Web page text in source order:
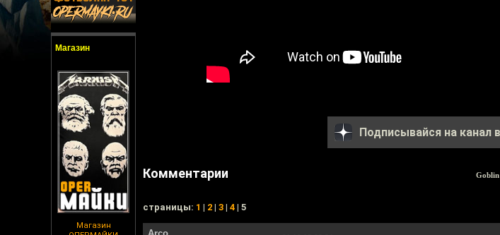
Магазин
Магазин
Подписывайся на канал в
Комментарии Goblin
cтраницы: 1 | 2 | 3 | 4 | 5